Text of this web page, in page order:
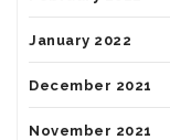
January 2022
December 2021
November 2021